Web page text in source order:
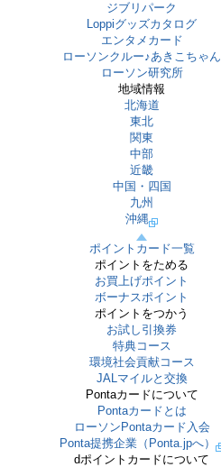
ジブリパーク
Loppiグッズカタログ
エンタメカード
ローソンクルー♪あきこちゃん
ローソン研究所
地域情報
北海道
東北
関東
中部
近畿
中国・四国
九州
沖縄
ポイントカード一覧
ポイントをためる
お買上げポイント
ボーナスポイント
ポイントをつかう
お試し引換券
特典コース
環境社会貢献コース
JALマイルと交換
Pontaカードについて
Pontaカードとは
ローソンPontaカード入会
Ponta提携企業（Ponta.jpへ）
dポイントカードについて